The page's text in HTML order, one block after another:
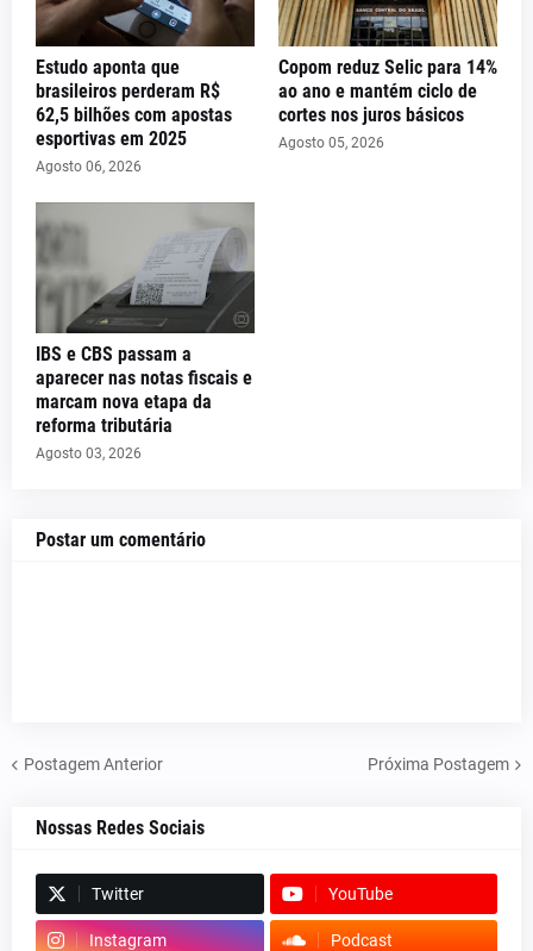
Estudo aponta que
brasileiros perderam R$
62,5 bilhões com apostas
esportivas em 2025
Agosto 06, 2026
Copom reduz Selic para 14%
ao ano e mantém ciclo de
cortes nos juros básicos
Agosto 05, 2026
IBS e CBS passam a
aparecer nas notas fiscais e
marcam nova etapa da
reforma tributária
Agosto 03, 2026
Postar um comentário
Postagem Anterior Próxima Postagem
Nossas Redes Sociais
Twitter YouTube
Instagram Podcast